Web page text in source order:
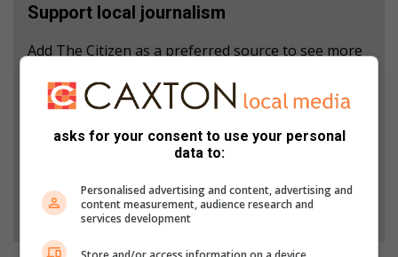
Support local journalism
Add The Citizen as a preferred source to see more
Stories.
Add as a preferred source on Google
Follow on Google News
asks for your consent to use your personal
data to:
Personalised advertising and content, advertising and
content measurement, audience research and
services development